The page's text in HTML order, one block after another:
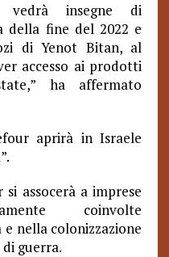
vedrà insegne di
della fine del 2022 e
di Yenot Bitan, al
accesso ai prodotti
ha affermato
aprirà in Israele
assocerà a imprese
coinvolte
e nella colonizzazione
guerra.